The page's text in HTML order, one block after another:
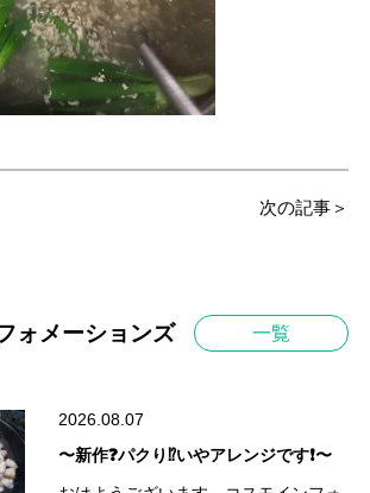
次の記事＞
ォメーションズ 一覧
2026.08.07
〜新作❓パクり⁉️いやアレンジです❗️〜